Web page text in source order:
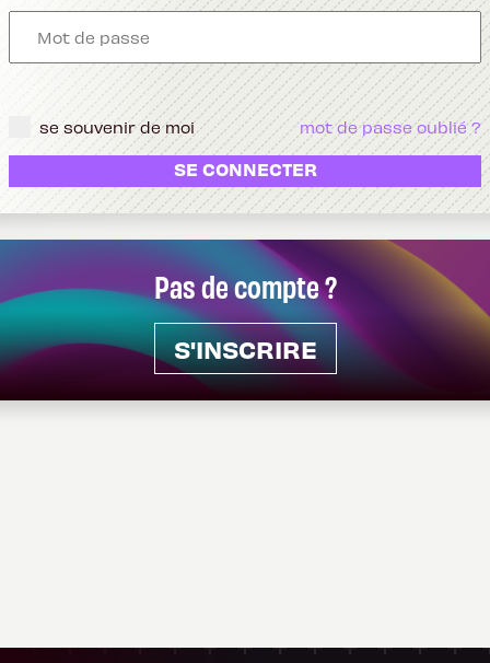
Pas de compte ?
S'INSCRIRE
se souvenir de moi mot de passe oublié ?
SE CONNECTER